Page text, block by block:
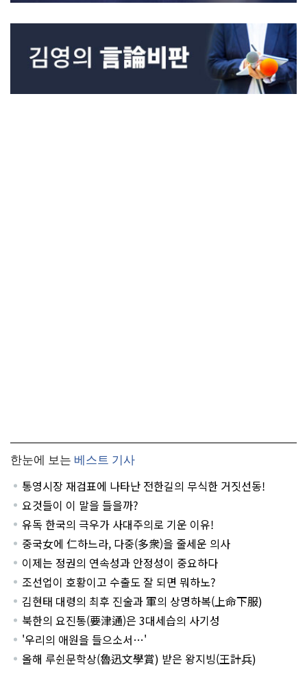
한눈에 보는 베스트 기사
통영시장 재검표에 나타난 전한길의 무식한 거짓선동!
요것들이 이 말을 들을까?
유독 한국의 극우가 사대주의로 기운 이유!
중국女에 仁하느라, 다중(多衆)을 줄세운 의사
이제는 정권의 연속성과 안정성이 중요하다
조선업이 호황이고 수출도 잘 되면 뭐하노?
김현태 대령의 최후 진술과 軍의 상명하복(上命下服)
북한의 요진통(要津通)은 3대세습의 사기성
'우리의 애원을 들으소서…'
올해 루쉰문학상(魯迅文學賞) 받은 왕지빙(王計兵)